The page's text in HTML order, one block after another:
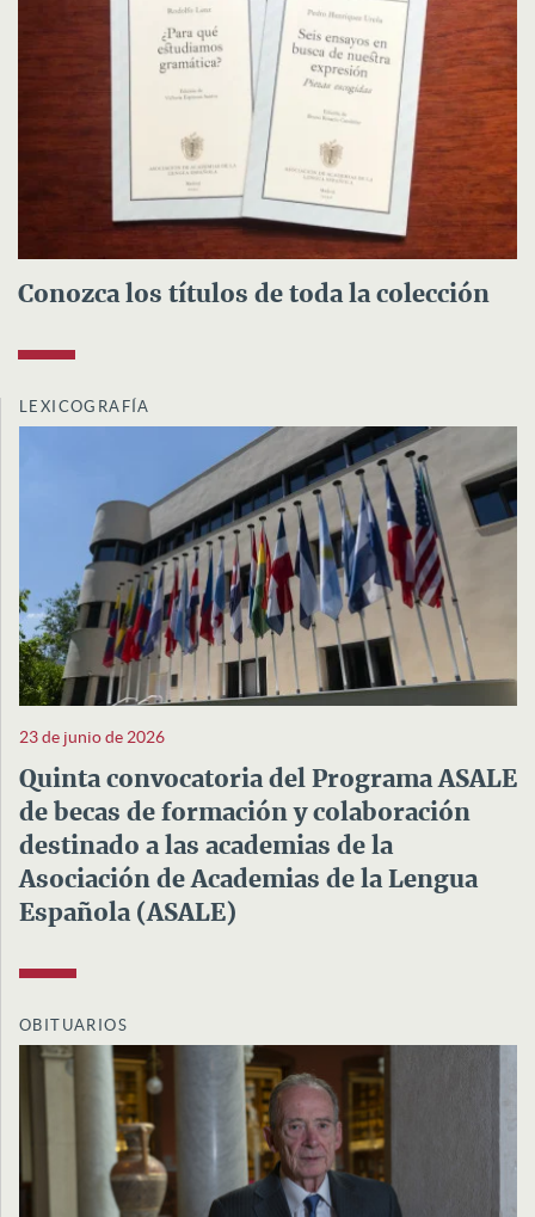
Conozca los títulos de toda la colección
LEXICOGRAFÍA
23 de junio de 2026
Quinta convocatoria del Programa ASALE
de becas de formación y colaboración
destinado a las academias de la
Asociación de Academias de la Lengua
Española (ASALE)
OBITUARIOS